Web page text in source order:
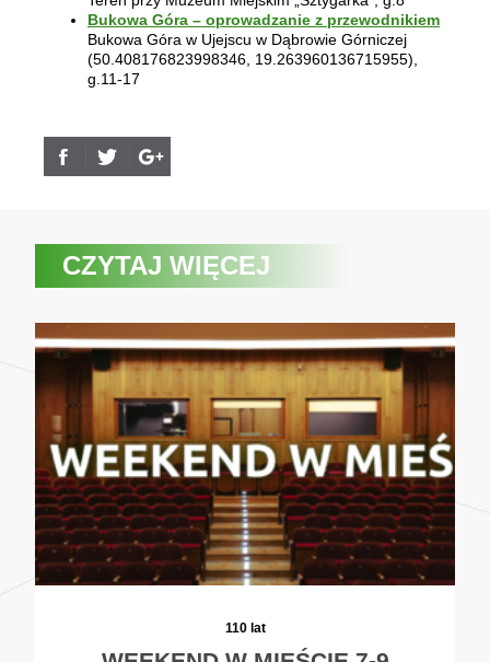
Bukowa Góra – oprowadzanie z przewodnikiem
Bukowa Góra w Ujejscu w Dąbrowie Górniczej
(50.408176823998346, 19.263960136715955),
g.11-17
CZYTAJ WIĘCEJ
110 lat